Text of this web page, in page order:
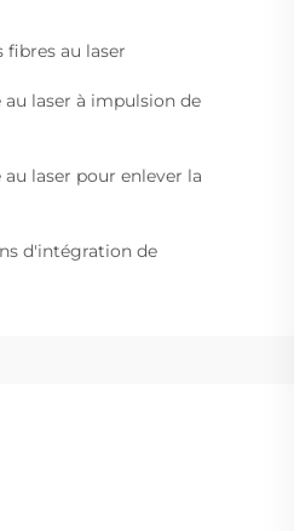
fibres au laser
laser à impulsion de
laser pour enlever la
d'intégration de